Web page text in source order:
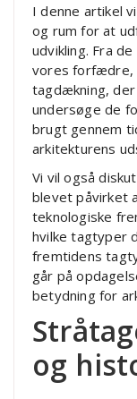
I denne artikel
og rum for at
udvikling. Fra
vores forfædre,
tagdækning,
undersøge de
brugt gennem
arkitekturens
Vi vil også
blevet påvirket
teknologiske
hvilke tagtyper
fremtidens
går på
betydning for
og